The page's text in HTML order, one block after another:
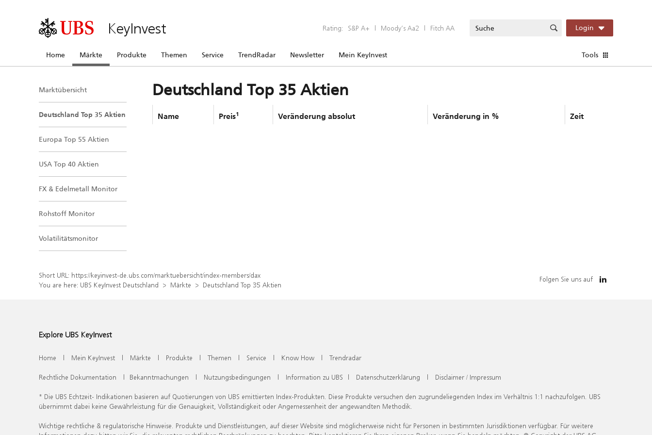
KeyInvest Rating: S&P A+ | Moody’s Aa2 | Fitch AA Login
Home Märkte Produkte Themen Service TrendRadar Newsletter Mein KeyInvest Tools
Marktübersicht
Deutschland Top 35 Aktien
Europa Top 55 Aktien
USA Top 40 Aktien
FX & Edelmetall Monitor
Rohstoff Monitor
Volatilitätsmonitor
Deutschland Top 35 Aktien
Name Preis1 Veränderung absolut Veränderung in % Zeit
Short URL: https://keyinvest-de.ubs.com/marktuebersicht/index-members/dax
You are here: UBS KeyInvest Deutschland Märkte Deutschland Top 35 Aktien
Folgen Sie uns auf
Explore UBS KeyInvest
Home | Mein KeyInvest | Märkte | Produkte | Themen | Service | Know How | Trendradar
Rechtliche Dokumentation | Bekanntmachungen | Nutzungsbedingungen | Information zu UBS | Datenschutzerklärung | Disclaimer / Impressum
* Die UBS Echtzeit- Indikationen basieren auf Quotierungen von UBS emittierten Index-Produkten. Diese Produkte versuchen den zugrundeliegenden Index im Verhältnis 1:1 nachzufolgen. UBS
übernimmt dabei keine Gewährleistung für die Genauigkeit, Vollständigkeit oder Angemessenheit der angewandten Methodik.
Wichtige rechtliche & regulatorische Hinweise. Produkte und Dienstleistungen, auf dieser Website sind möglicherweise nicht für Personen in bestimmten Jurisdiktionen verfügbar. Für weitere